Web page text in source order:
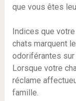
que vous êtes
Indices que
chats marquent
odoriférantes sur
Lorsque votre
réclame
famille.